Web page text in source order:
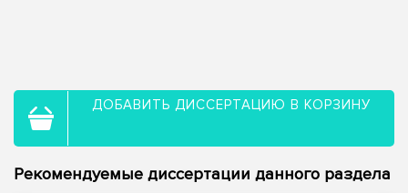
ДОБАВИТЬ ДИССЕРТАЦИЮ В КОРЗИНУ
Рекомендуемые диссертации данного раздела